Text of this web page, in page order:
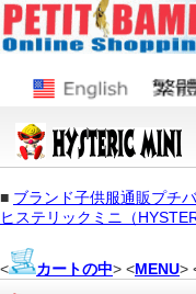
■ ブランド子供服通販プチ
ヒステリックミニ（
< カートの中> <MENU>